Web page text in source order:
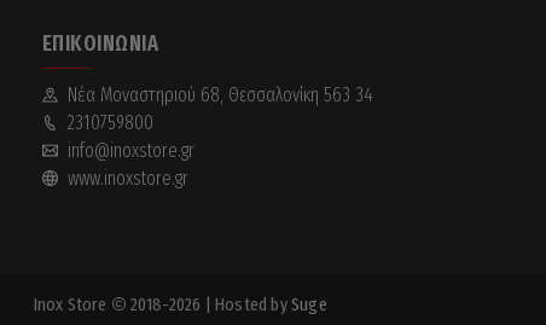
ΕΠΙΚΟΙΝΩΝΊΑ
Νέα Mοναστηριού 68, Θεσσαλονίκη 563 34
2310759800
info@inoxstore.gr
www.inoxstore.gr
Inox Store 2018-2026 | Hosted bySuge